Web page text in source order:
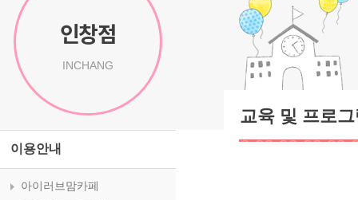
인창점
INCHANG
이용안내
아이러브맘카페
교육 및 프로